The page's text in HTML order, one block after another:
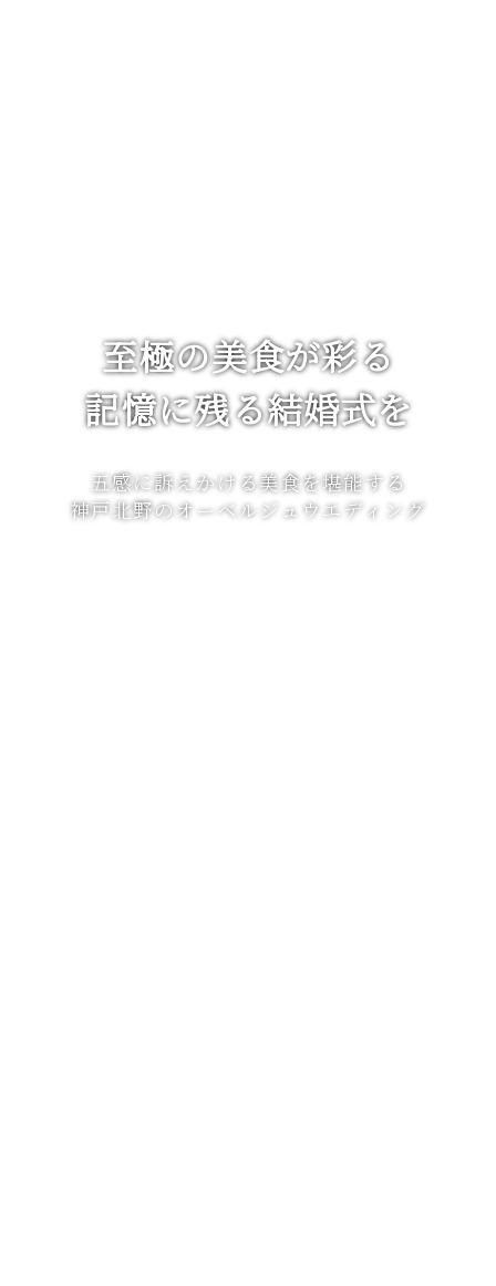
至極の美食が彩る
記憶に残る結婚式を
五感に訴えかける美食を堪能する
神戸北野のオーベルジュウエディング